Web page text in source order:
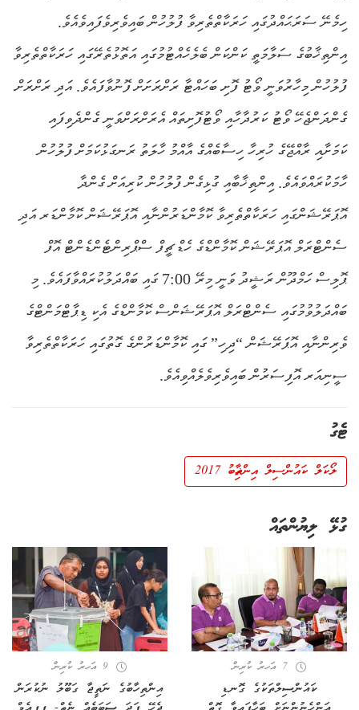
ހިމެނޭ ސަރަޙައްދުގައި ހަރަކާތްތެރިވާ ފުލުހުން ބައިވެރިވެފައިވެއެވެ.
އިންތިޚާބުގެ ސަލާމަތީ ކަންކަން ބެލެހެއްޓުމުގައި އަތޮޅުތެރޭގައި ހަރަކާތްތެރިވާ
ފުލުހުން މިހާރުވަނީ ވޯޓު ފޮށި ބަހައްޓާ ރަށްރަށަށް ފޮނުވާފައެވެ. އަދި ރަށްރަށް
ގެންދަންޖެހޭ ވޯޓު ކަރުދާހާއި ވޯޓުފޮށިތައް އެރަށްރަށްވަނީ ގެންދެވިފައި
ކަމަށާއި ރާއްޖޭގެ ހުރިހާ ހިސާބެއްގެ އާއްމު ހާލަތު ރަނގަޅުކަމަށް ފުލުހުން
ހާމަކުރައްވައެވެ. އިންތިޚާބާއި ގުޅިގެން ފުލުހުން ކުރިއަށް ގެންދާ
އޮޕަރޭޝަންގައި ހަރަކާތްތެރިވާ ކޮމާންޑަރުންނާއި އޮޕަރޭޝަން ކޮމާންޑަރ އަދި
ސެންޓްރަލް އޮޕަރޭޝަން ކޮމާންޑްގެ ހެޑް ޗީފް ސްޕްރިންޓެންޑެންޓް އޮފް
ޕޮލިސް ހަމްދޫން ރަޝީދު ވަނީ މިރޭ 7:00 ގައި ބައްދަލުކުރައްވާފައެވެ. މި
ބައްދަލުވުމުގައި ސެންޓްރަލް އޮޕަރޭޝަންސް ކޮމާންޑްގެ އެކި ޑިޕާޓްމަންޓްގެ
ވެރިންނާއި އޮޕަރޭޝަން “ދިހި” ގައި ކޮމާންޑަރުންގެ ގޮތުގައި ހަރަކާތްތެރިވާ
ސީނިއަރ އޮފިސަރުން ބައިވެރިވެލެއްވިއެވެ.
ޓެގު
ލޯކަލް ކައުންސިލް އިންތިޚާބު 2017
ގުޅޭ ލިޔުންތައް
7 އަހރު ކުރިން
ކައުންސިލްތަކުގެ ގޮނޑި
9 އަހރު ކުރިން
އިންތިހާބުގެ ނަތީޖާ ގަބޫލު ނުކުރަން